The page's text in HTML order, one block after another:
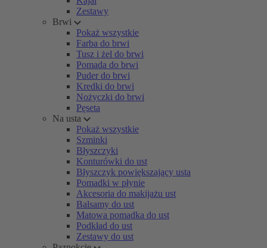
Zestawy
Brwi
Pokaż wszystkie
Farba do brwi
Tusz i żel do brwi
Pomada do brwi
Puder do brwi
Kredki do brwi
Nożyczki do brwi
Pęseta
Na usta
Pokaż wszystkie
Szminki
Błyszczyki
Konturówki do ust
Błyszczyk powiększający usta
Pomadki w płynie
Akcesoria do makijażu ust
Balsamy do ust
Matowa pomadka do ust
Podkład do ust
Zestawy do ust